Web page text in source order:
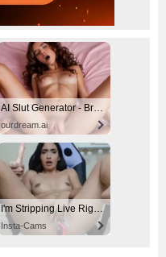
AI Slut Generator - Bring your Fantasies to life 🔥
ourdream.ai
I'm Stripping Live Right Now
Insta-Cams